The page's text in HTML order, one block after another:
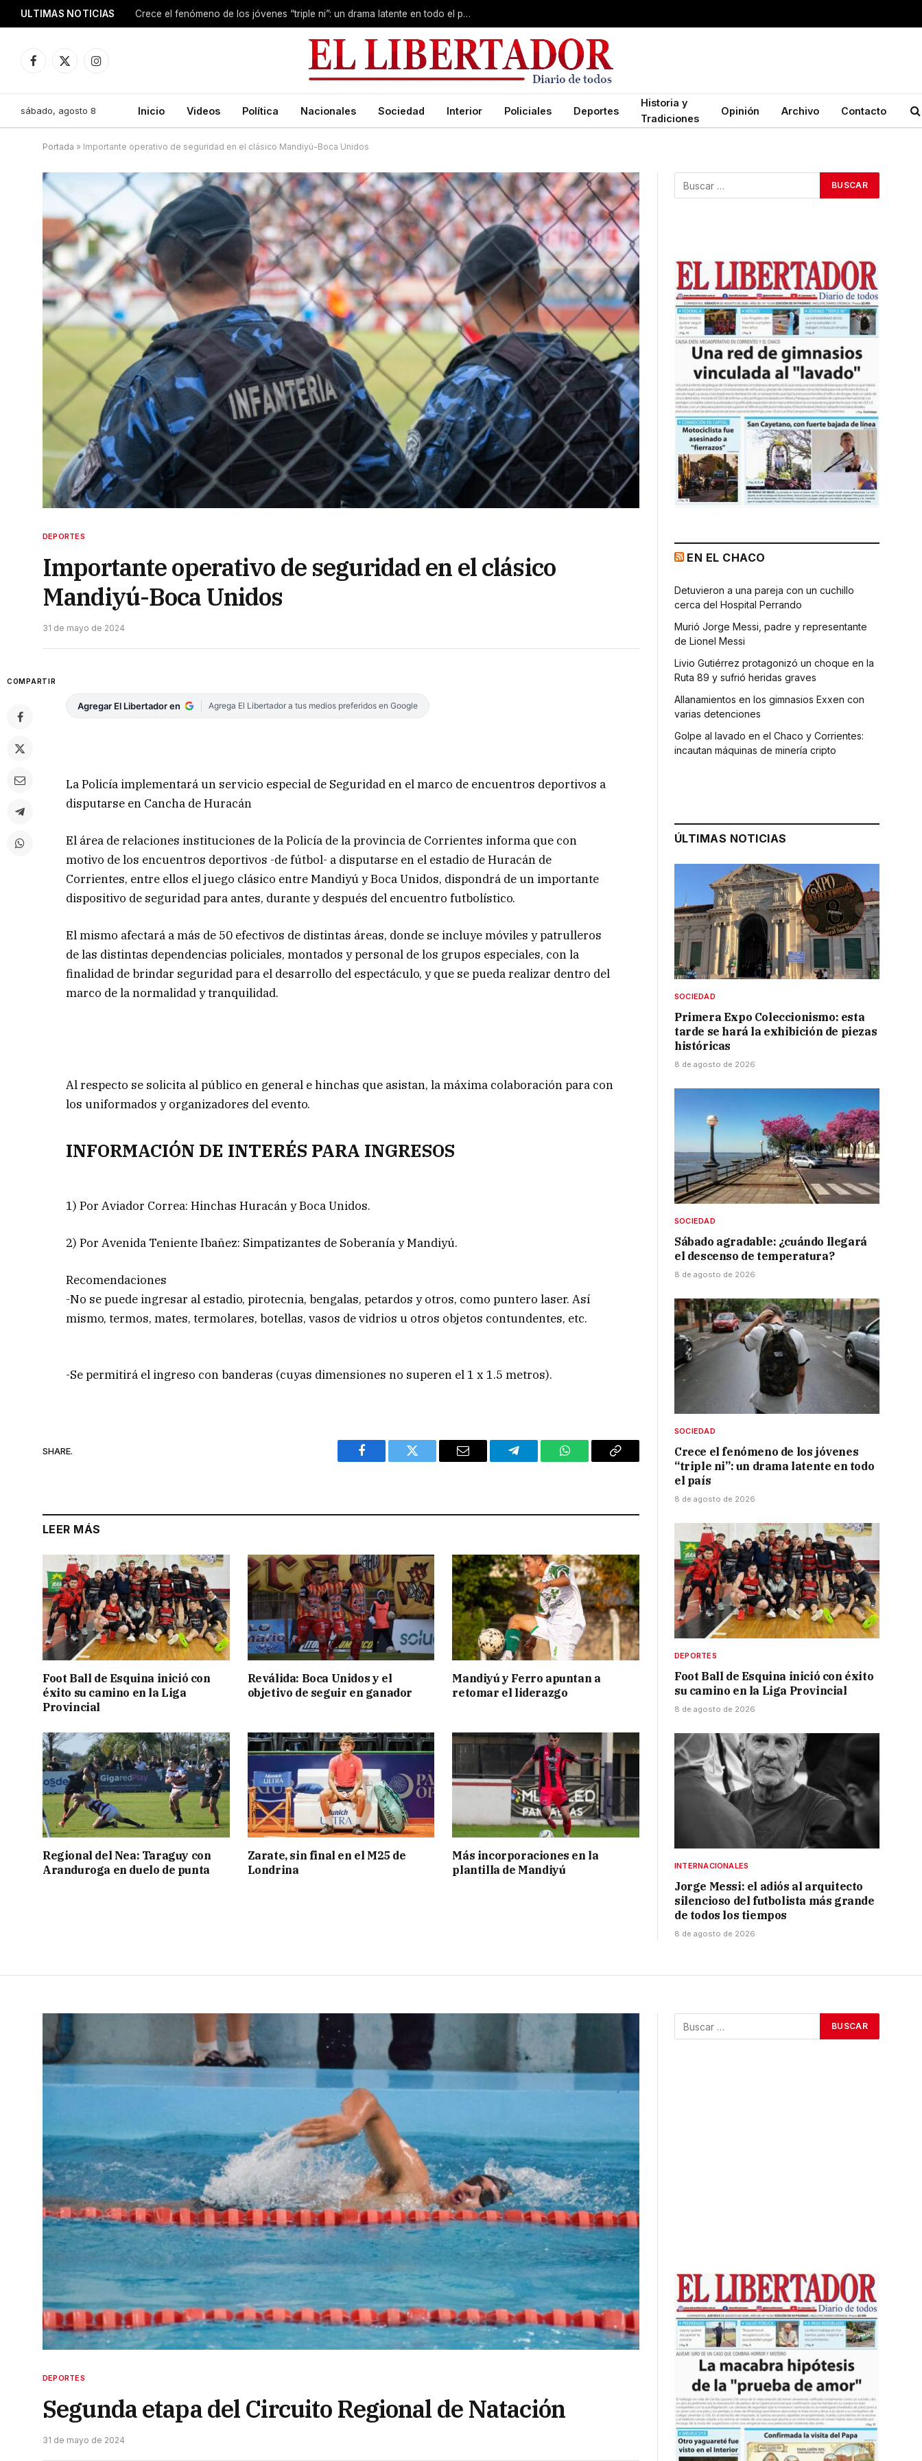
ULTIMAS NOTICIAS Crece el fenómeno de los jóvenes “triple ni”: un drama latente en todo el país
Facebook
X
Instagram
sábado, agosto 8 Inicio Videos Política Nacionales Sociedad Interior Policiales Deportes
Historia y
Tradiciones
Opinión Archivo Contacto
Portada » Importante operativo de seguridad en el clásico Mandiyú-Boca Unidos
DEPORTES
Importante operativo de seguridad en el clásico
Mandiyú-Boca Unidos
31 de mayo de 2024
COMPARTIR
Agregar El Libertador en Agrega El Libertador a tus medios preferidos en Google
La Policía implementará un servicio especial de Seguridad en el marco de encuentros deportivos a
disputarse en Cancha de Huracán
El área de relaciones instituciones de la Policía de la provincia de Corrientes informa que con
motivo de los encuentros deportivos -de fútbol- a disputarse en el estadio de Huracán de
Corrientes, entre ellos el juego clásico entre Mandiyú y Boca Unidos, dispondrá de un importante
dispositivo de seguridad para antes, durante y después del encuentro futbolístico.
El mismo afectará a más de 50 efectivos de distintas áreas, donde se incluye móviles y patrulleros
de las distintas dependencias policiales, montados y personal de los grupos especiales, con la
finalidad de brindar seguridad para el desarrollo del espectáculo, y que se pueda realizar dentro del
marco de la normalidad y tranquilidad.
Al respecto se solicita al público en general e hinchas que asistan, la máxima colaboración para con
los uniformados y organizadores del evento.
INFORMACIÓN DE INTERÉS PARA INGRESOS
1) Por Aviador Correa: Hinchas Huracán y Boca Unidos.
2) Por Avenida Teniente Ibañez: Simpatizantes de Soberanía y Mandiyú.
Recomendaciones
-No se puede ingresar al estadio, pirotecnia, bengalas, petardos y otros, como puntero laser. Así
mismo, termos, mates, termolares, botellas, vasos de vidrios u otros objetos contundentes, etc.
-Se permitirá el ingreso con banderas (cuyas dimensiones no superen el 1 x 1.5 metros).
SHARE.
Facebook Twitter Email Telegram WhatsAppCopy
LEER MÁS
Foot Ball de Esquina inició con
éxito su camino en la Liga
Provincial
Reválida: Boca Unidos y el
objetivo de seguir en ganador
Mandiyú y Ferro apuntan a
retomar el liderazgo
Regional del Nea: Taraguy con
Aranduroga en duelo de punta
Zarate, sin final en el M25 de
Londrina
Más incorporaciones en la
plantilla de Mandiyú
EN EL CHACO
Detuvieron a una pareja con un cuchillo
cerca del Hospital Perrando
Murió Jorge Messi, padre y representante
de Lionel Messi
Livio Gutiérrez protagonizó un choque en la
Ruta 89 y sufrió heridas graves
Allanamientos en los gimnasios Exxen con
varias detenciones
Golpe al lavado en el Chaco y Corrientes:
incautan máquinas de minería cripto
ÚLTIMAS NOTICIAS
SOCIEDAD
Primera Expo Coleccionismo: esta
tarde se hará la exhibición de piezas
históricas
8 de agosto de 2026
SOCIEDAD
Sábado agradable: ¿cuándo llegará
el descenso de temperatura?
8 de agosto de 2026
SOCIEDAD
Crece el fenómeno de los jóvenes
“triple ni”: un drama latente en todo
el país
8 de agosto de 2026
DEPORTES
Foot Ball de Esquina inició con éxito
su camino en la Liga Provincial
8 de agosto de 2026
INTERNACIONALES
Jorge Messi: el adiós al arquitecto
silencioso del futbolista más grande
de todos los tiempos
8 de agosto de 2026
DEPORTES
Segunda etapa del Circuito Regional de Natación
31 de mayo de 2024